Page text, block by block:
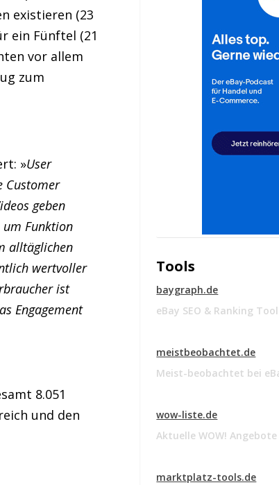
existieren (23
ein Fünftel (21
vor allem
zum
»User
Customer
geben
um Funktion
alltäglichen
wertvoller
ist
Engagement
8.051
und den
Tools
baygraph.de
eBay SEO & Ranking Tool
meistbeobachtet.de
Meist-beobachtet bei
wow-liste.de
Aktuelle WOW! Angebote
marktplatz-tools.de